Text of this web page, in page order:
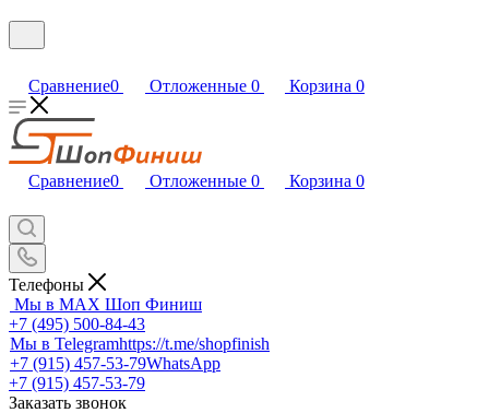
Сравнение0 Отложенные 0 Корзина 0
Сравнение0 Отложенные 0 Корзина 0
Телефоны
Мы в MAX Шоп Финиш
+7 (495) 500-84-43
Мы в Telegramhttps://t.me/shopfinish
+7 (915) 457-53-79WhatsApp
+7 (915) 457-53-79
Заказать звонок